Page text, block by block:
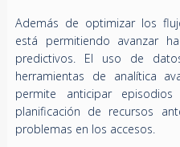
Además de optimizar los
está permitiendo avanzar
predictivos. El uso de
herramientas de analítica
permite anticipar
planificación de recursos
problemas en los accesos.